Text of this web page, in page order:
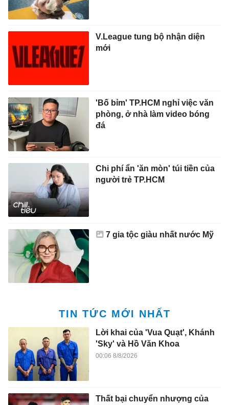
V.League tung bộ nhận diện
mới
'Bố bỉm' TP.HCM nghỉ việc văn
phòng, ở nhà làm video bóng
đá
Chi phí ẩn 'ăn mòn' túi tiền của
người trẻ TP.HCM
7 gia tộc giàu nhất nước Mỹ
TIN TỨC MỚI NHẤT
Lời khai của 'Vua Quạt', Khánh
'Sky' và Hồ Văn Khoa
00:06 8/8/2026
Thất bại chuyển nhượng của